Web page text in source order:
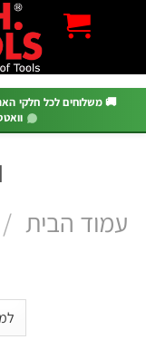
משלוחים לכל חלקי הארץ · חינם
וואטסאפ ·
הבית /